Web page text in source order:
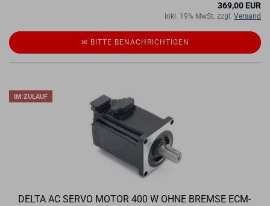
369,00 EUR
inkl. 19% MwSt. zzgl. Versand
✉ BITTE BE­NACH­RICH­TI­GEN
IM ZULAUF
DELTA AC SERVO MOTOR 400 W OHNE BREM­SE ECM-​